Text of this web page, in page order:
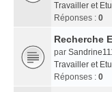
Travailler et
Réponses : 0
Recherche
par
Travailler et
Réponses : 0